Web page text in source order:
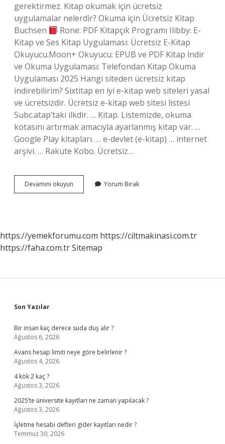
gerektirmez. Kitap okumak için ücretsiz
uygulamalar nelerdir? Okuma için Ücretsiz Kitap
Buchsen
Rone: PDF Kitapçık Programı Ilibby: E-
Kitap ve Ses Kitap Uygulaması: Ücretsiz E-Kitap
Okuyucu.Moon+ Okuyucu: EPUB ve PDF Kitap İndir
ve Okuma Uygulaması: Telefondan Kitap Okuma
Uygulaması 2025 Hangi siteden ücretsiz kitap
indirebilirim? Sixtitap en iyi e-kitap web siteleri yasal
ve ücretsizdir. Ücretsiz e-kitap web sitesi listesi
Subc.atap’taki ilkdir. … Kitap. Listemizde, okuma
kotasını artırmak amacıyla ayarlanmış kitap var. …
Google Play kitapları. … e-devlet (e-kitap) … internet
arşivi. … Rakute Kobo. Ücretsiz…
Devamını okuyun
Uygulaması
Yorum Bırak
https://yemekforumu.com https://ciltmakinasi.com.tr
https://faha.com.trSitemap
Sidebar
Son Yazılar
Bir insan kaç derece suda duş alır ?
Ağustos 6, 2026
Avans hesap limiti neye göre belirlenir ?
Ağustos 4, 2026
4 kök 2 kaç ?
Ağustos 3, 2026
2025’te üniversite kayıtları ne zaman yapılacak ?
Ağustos 3, 2026
İşletme hesabı defteri gider kayıtları nedir ?
Temmuz 30, 2026